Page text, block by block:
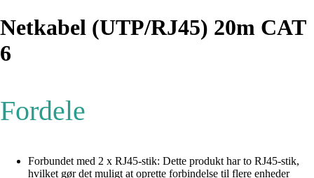
Netkabel (UTP/RJ45) 20m CAT
6
Fordele
Forbundet med 2 x RJ45-stik: Dette produkt har to RJ45-stik,
hvilket gør det muligt at oprette forbindelse til flere enheder